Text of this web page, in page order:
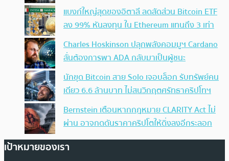
แบงก์ใหญ่สุดของอิตาลี ลดสัดส่วน Bitcoin ETF
ลง 99% หันลงทุน ใน Ethereum แทนถึง 3 เท่า
Charles Hoskinson ปลุกพลังคอมมูฯ Cardano
ลั่นต้องการพา ADA กลับมาเป็นผู้ชนะ
นักขุด Bitcoin สาย Solo เจอบล็อก รับทรัพย์คน
เดียว 6.6 ล้านบาท ไม่สนวิกฤตศรัทธาคริปโทฯ
Bernstein เตือนหากกฎหมาย CLARITY Act ไม่
ผ่าน อาจกดดันราคาคริปโตให้ดิ่งลงอีกระลอก
เป้าหมายของเรา